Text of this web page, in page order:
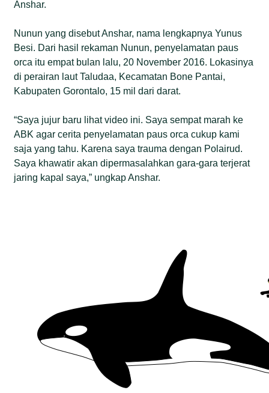
Anshar.
Nunun yang disebut Anshar, nama lengkapnya Yunus
Besi. Dari hasil rekaman Nunun, penyelamatan paus
orca itu empat bulan lalu, 20 November 2016. Lokasinya
di perairan laut Taludaa, Kecamatan Bone Pantai,
Kabupaten Gorontalo, 15 mil dari darat.
“Saya jujur baru lihat video ini. Saya sempat marah ke
ABK agar cerita penyelamatan paus orca cukup kami
saja yang tahu. Karena saya trauma dengan Polairud.
Saya khawatir akan dipermasalahkan gara-gara terjerat
jaring kapal saya,” ungkap Anshar.